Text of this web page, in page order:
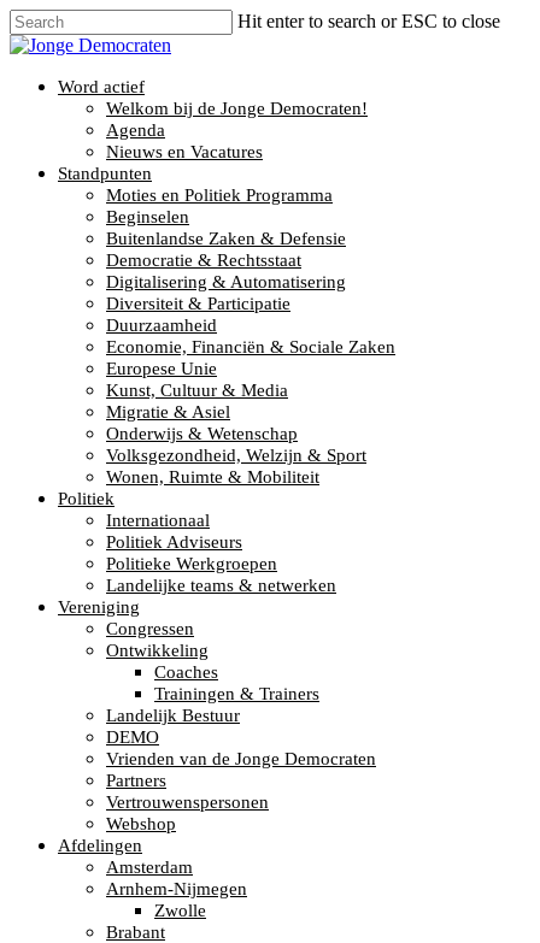
Hit enter to search or ESC to close
Word actief
Welkom bij de Jonge Democraten!
Agenda
Nieuws en Vacatures
Standpunten
Moties en Politiek Programma
Beginselen
Buitenlandse Zaken & Defensie
Democratie & Rechtsstaat
Digitalisering & Automatisering
Diversiteit & Participatie
Duurzaamheid
Economie, Financiën & Sociale Zaken
Europese Unie
Kunst, Cultuur & Media
Migratie & Asiel
Onderwijs & Wetenschap
Volksgezondheid, Welzijn & Sport
Wonen, Ruimte & Mobiliteit
Politiek
Internationaal
Politiek Adviseurs
Politieke Werkgroepen
Landelijke teams & netwerken
Vereniging
Congressen
Ontwikkeling
Coaches
Trainingen & Trainers
Landelijk Bestuur
DEMO
Vrienden van de Jonge Democraten
Partners
Vertrouwenspersonen
Webshop
Afdelingen
Amsterdam
Arnhem-Nijmegen
Zwolle
Brabant